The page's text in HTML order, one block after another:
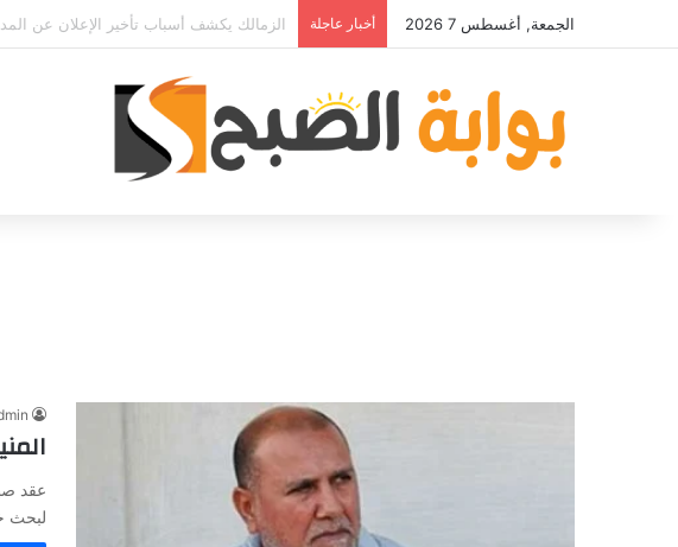
الجمعة, أغسطس 7 2026 أخبار عاجلة مصدر قريب من حمدي فتحي يؤكد استمرار
عقد
لبحث